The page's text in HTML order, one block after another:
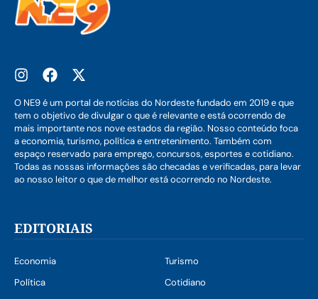
O NE9 é um portal de notícias do Nordeste fundado em 2019 e que
tem o objetivo de divulgar o que é relevante e está ocorrendo de
mais importante nos nove estados da região. Nosso conteúdo foca
a economia, turismo, política e entretenimento. Também com
espaço reservado para emprego, concursos, esportes e cotidiano.
Todas as nossas informações são checadas e verificadas, para levar
ao nosso leitor o que de melhor está ocorrendo no Nordeste.
EDITORIAIS
Economia
Turismo
Política
Cotidiano